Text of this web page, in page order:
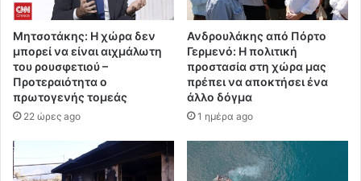
Μητσοτάκης: Η χώρα δεν
μπορεί να είναι αιχμάλωτη
του ρουσφετιού –
Προτεραιότητα ο
πρωτογενής τομεάς
22 ώρες ago
Ανδρουλάκης από Πόρτο
Γερμενό: Η πολιτική
προστασία στη χώρα μας
πρέπει να αποκτήσει ένα
άλλο δόγμα
1 ημέρα ago